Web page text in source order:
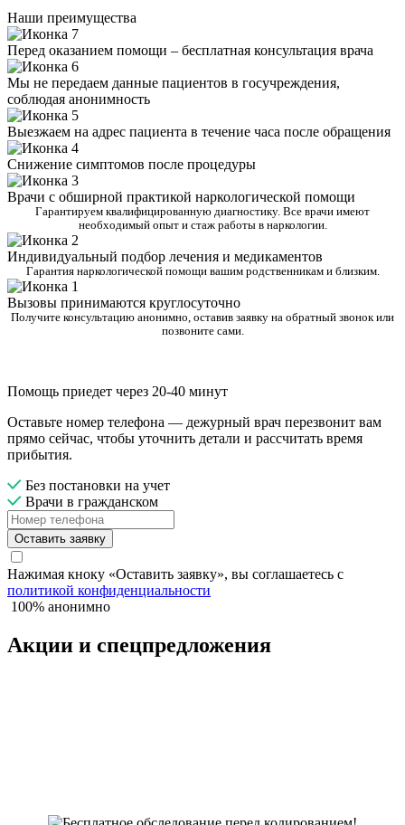
Наши преимущества
Перед оказанием помощи – бесплатная консультация врача
Мы не передаем данные пациентов в госучреждения,
соблюдая анонимность
Выезжаем на адрес пациента в течение часа после обращения
Снижение симптомов после процедуры
Врачи с обширной практикой наркологической помощи
Гарантируем квалифицированную диагностику. Все врачи имеют
необходимый опыт и стаж работы в наркологии.
Индивидуальный подбор лечения и медикаментов
Гарантия наркологической помощи вашим родственникам и близким.
Вызовы принимаются круглосуточно
Получите консультацию анонимно, оставив заявку на обратный звонок или
позвоните сами.
Помощь приедет через 20-40 минут
Оставьте номер телефона — дежурный врач перезвонит вам
прямо сейчас, чтобы уточнить детали и рассчитать время
прибытия.
Без постановки на учет
Врачи в гражданском
Оставить заявку
Нажимая кноку «Оставить заявку», вы соглашаетесь с
политикой конфиденциальности
100% анонимно
Акции и спецпредложения